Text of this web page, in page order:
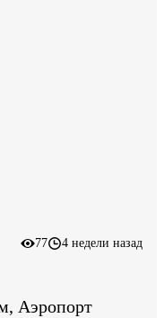
77 4 недели назад
Аэропорт